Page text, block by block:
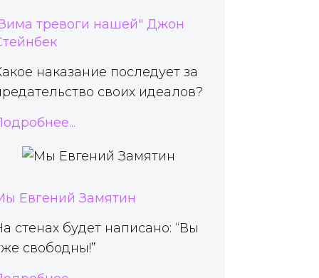
тревоги нашей" Джон
наказание последует за
своих идеалов?
Евгений Замятин
стенах будет написано: “Вы
свободны!”